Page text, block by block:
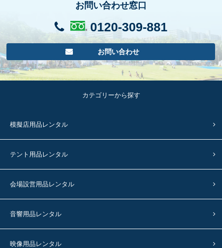
お問い合わせ窓口
0120-309-881
お問い合わせ
カテゴリーから探す
模擬店用品レンタル
テント用品レンタル
会場設営用品レンタル
音響用品レンタル
映像用品レンタル